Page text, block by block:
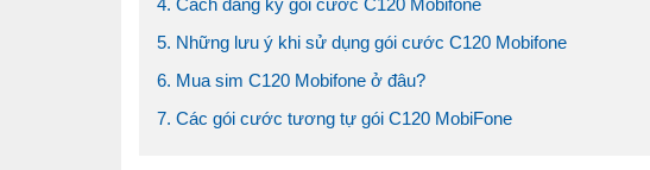
4. Cách đăng ký gói cước C120 Mobifone
5. Những lưu ý khi sử dụng gói cước C120 Mobifone
6. Mua sim C120 Mobifone ở đâu?
7. Các gói cước tương tự gói C120 MobiFone